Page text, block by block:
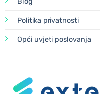
Blog
Politika privatnosti
Opći uvjeti poslovanja